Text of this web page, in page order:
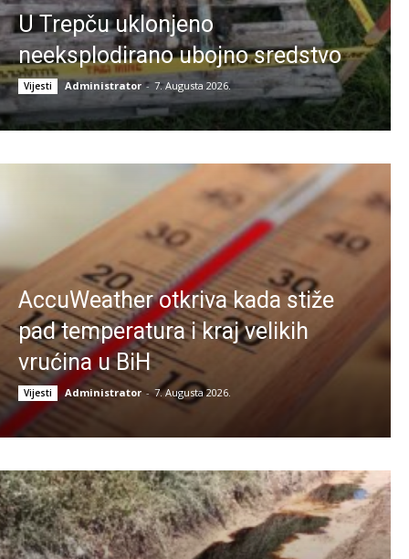
U Trepču uklonjeno
neeksplodirano ubojno sredstvo
Vijesti Administrator - 7. Augusta 2026.
AccuWeather otkriva kada stiže
pad temperatura i kraj velikih
vrućina u BiH
Vijesti Administrator - 7. Augusta 2026.